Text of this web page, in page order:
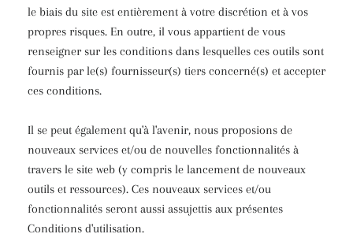
le biais du site est entièrement à votre discrétion et à vos
propres risques. En outre, il vous appartient de vous
renseigner sur les conditions dans lesquelles ces outils sont
fournis par le(s) fournisseur(s) tiers concerné(s) et accepter
ces conditions.
Il se peut également qu'à l'avenir, nous proposions de
nouveaux services et/ou de nouvelles fonctionnalités à
travers le site web (y compris le lancement de nouveaux
outils et ressources). Ces nouveaux services et/ou
fonctionnalités seront aussi assujettis aux présentes
Conditions d'utilisation.